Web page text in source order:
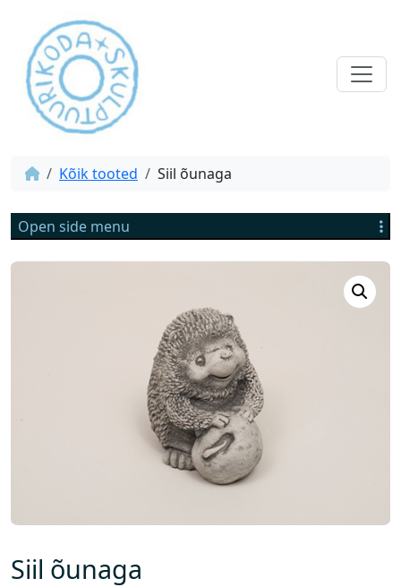
Kõik tooted Siil õunaga
Open side menu
Siil õunaga